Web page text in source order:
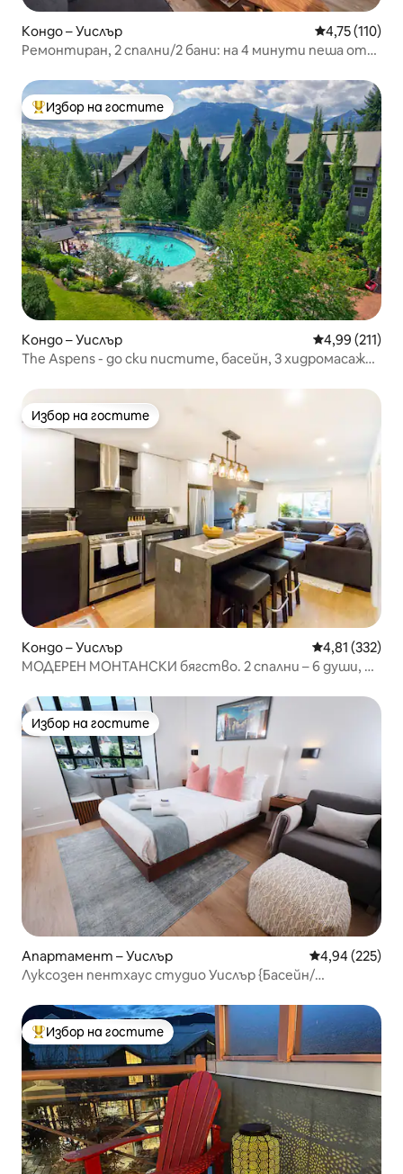
Кондо – Уислър Средна
4,75 (110)
Ремонтиран, 2 спални/2 бани: на 4 минути пеша от
Най-популярен избор на гостите
Избор на гостите
Кондо – Уислър Средна
4,99 (211)
The Aspens - до ски пистите, басейн, 3 хидромасажни
Избор на гостите
Избор на гостите
Кондо – Уислър Средна
4,81 (332)
МОДЕРЕН МОНТАНСКИ бягство. 2 спални – 6 души, на
Избор на гостите
Избор на гостите
Апартамент – Уислър Средна
4,94 (225)
Луксозен пентхаус студио Уислър {Басейн/
Най-популярен избор на гостите
Избор на гостите